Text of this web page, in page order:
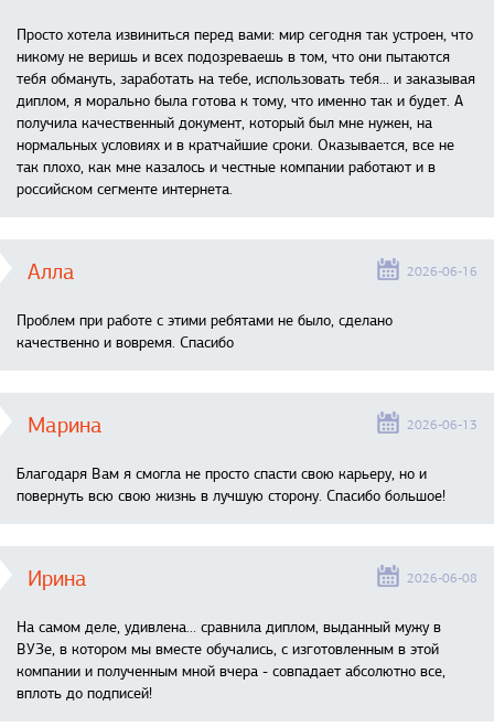
Просто хотела извиниться перед вами: мир сегодня так устроен, что
никому не веришь и всех подозреваешь в том, что они пытаются
тебя обмануть, заработать на тебе, использовать тебя... и заказывая
диплом, я морально была готова к тому, что именно так и будет. А
получила качественный документ, который был мне нужен, на
нормальных условиях и в кратчайшие сроки. Оказывается, все не
так плохо, как мне казалось и честные компании работают и в
российском сегменте интернета.
Алла 2026-06-16
Проблем при работе с этими ребятами не было, сделано
качественно и вовремя. Спасибо
Марина 2026-06-13
Благодаря Вам я смогла не просто спасти свою карьеру, но и
повернуть всю свою жизнь в лучшую сторону. Спасибо большое!
Ирина 2026-06-08
На самом деле, удивлена… сравнила диплом, выданный мужу в
ВУЗе, в котором мы вместе обучались, с изготовленным в этой
компании и полученным мной вчера - совпадает абсолютно все,
вплоть до подписей!